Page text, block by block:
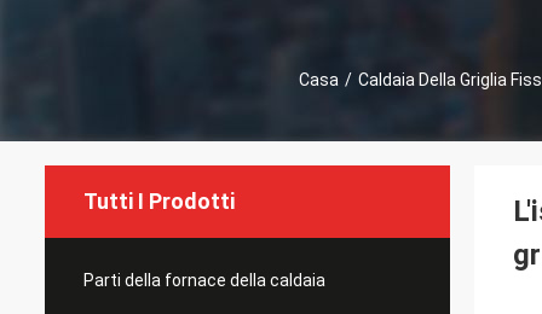
Casa / Caldaia Della Griglia
Tutti I Prodotti
Parti della fornace della caldaia